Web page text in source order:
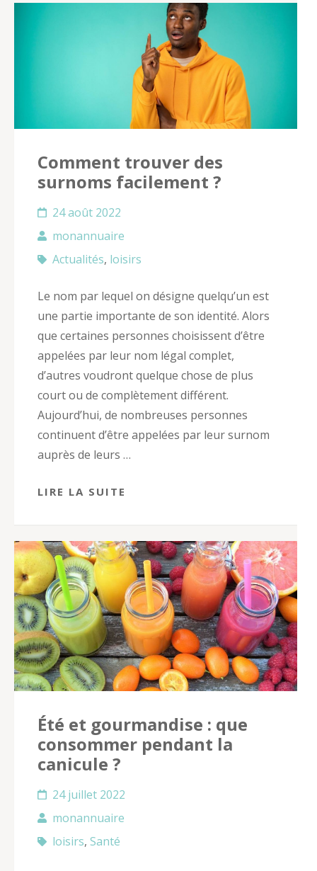
Comment trouver des
surnoms facilement ?
24 août 2022
monannuaire
Actualités, loisirs
Le nom par lequel on désigne quelqu’un est
une partie importante de son identité. Alors
que certaines personnes choisissent d’être
appelées par leur nom légal complet,
d’autres voudront quelque chose de plus
court ou de complètement différent.
Aujourd’hui, de nombreuses personnes
continuent d’être appelées par leur surnom
auprès de leurs …
LIRE LA SUITE
Été et gourmandise : que
consommer pendant la
canicule ?
24 juillet 2022
monannuaire
loisirs, Santé